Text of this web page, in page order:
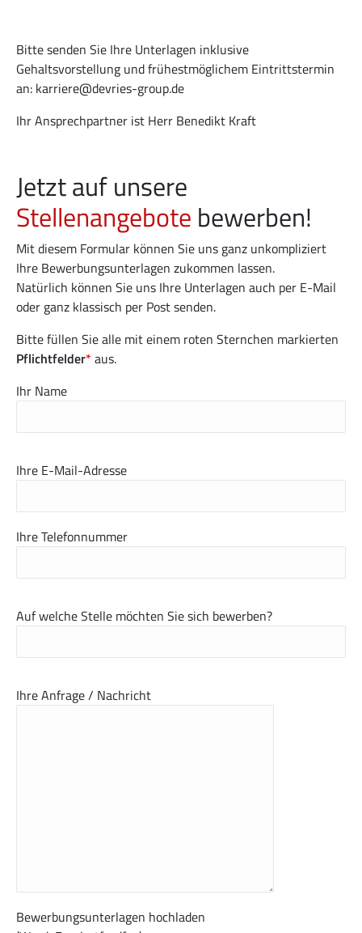
Bitte senden Sie Ihre Unterlagen inklusive
Gehaltsvorstellung und frühestmöglichem Eintrittstermin
an: karriere@devries-group.de
Ihr Ansprechpartner ist Herr Benedikt Kraft
Jetzt auf unsere
Stellenangebote bewerben!
Mit diesem Formular können Sie uns ganz unkompliziert
Ihre Bewerbungsunterlagen zukommen lassen.
Natürlich können Sie uns Ihre Unterlagen auch per E-Mail
oder ganz klassisch per Post senden.
Bitte füllen Sie alle mit einem roten Sternchen markierten
Pflichtfelder*aus.
Ihr Name
Ihre E-Mail-Adresse
Ihre Telefonnummer
Auf welche Stelle möchten Sie sich bewerben?
Ihre Anfrage / Nachricht
Bewerbungsunterlagen hochladen